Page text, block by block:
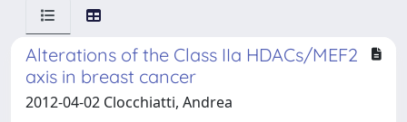
Alterations of the Class IIa HDACs/MEF2
axis in breast cancer
2012-04-02 Clocchiatti, Andrea